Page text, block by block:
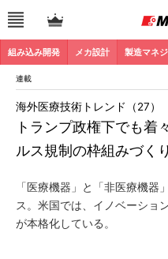
組み込み開発 メカ設計 製造マネ
連載
トランプ政権下でも着
ルス規制の枠組みづくり
海外医療技術トレンド（27）
「医療機器」と「非医療機
ス。米国では、イノベーショ
が本格化している。